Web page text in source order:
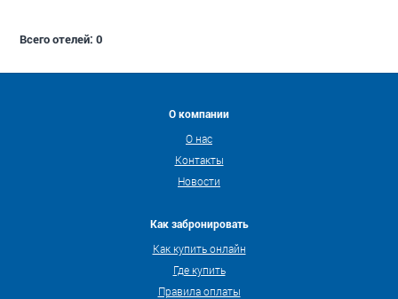
Всего отелей:0
О компании
О нас
Контакты
Новости
Как забронировать
Как купить онлайн
Где купить
Правила оплаты